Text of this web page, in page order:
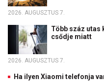
2026. AUGUSZTUS 7.
Több száz utas
csődje miatt
2026. AUGUSZTUS 7.
Ha ilyen Xiaomi telefonja